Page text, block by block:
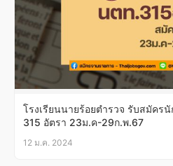
โรงเรียนนายร้อยตำรวจ รับสมัคร
315 อัตรา 23ม.ค-29ก.พ.67
12 ม.ค. 2024